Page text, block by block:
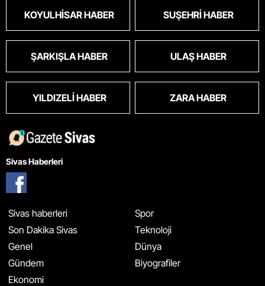
KOYULHISAR HABER SUŞEHRI HABER
ŞARKIŞLA HABER ULAŞ HABER
YILDIZELI HABER ZARA HABER
Sivas Haberleri
Sivas haberleri
Son Dakika Sivas
Genel
Gündem
Ekonomi
Spor
Teknoloji
Dünya
Biyografiler